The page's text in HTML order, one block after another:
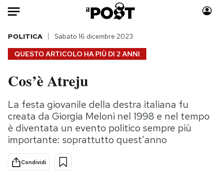
Auto
HOME
Italia
Politica
Tecnologia
Internet
Scienza
Cultura
Consumismi
Storie/Idee
Ok Boomer!
QUESTO ARTICOLO HA PIÙ DI 2 ANNI
POLITICA Sabato 16 dicembre 2023
Cos’è Atreju
La festa giovanile della destra italiana fu
creata da Giorgia Meloni nel 1998 e nel tempo
è diventata un evento politico sempre più
importante: soprattutto quest'anno
Condividi